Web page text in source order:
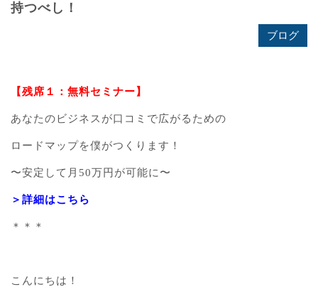
持つべし！
ブログ
【残席１：無料セミナー】
あなたのビジネスが口コミで広がるための
ロードマップを僕がつくります！
〜安定して月50万円が可能に〜
＞詳細はこちら
＊＊＊
こんにちは！